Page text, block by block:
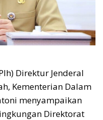
Direktur Jenderal
Kementerian Dalam
menyampaikan
Direktorat